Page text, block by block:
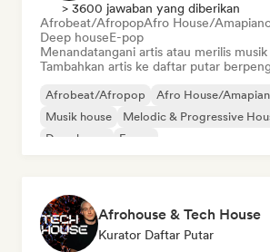
> 3600 jawaban yang diberikan
Afrobeat/AfropopAfro House/
Deep houseE-pop
Menandatangani artis atau merilis
Tambahkan artis ke daftar putar
Afrobeat/Afropop Afro House/
Musik house
Melodic & Progressive
Deep house
E-pop
Afrohouse & Tech House
Kurator Daftar Putar